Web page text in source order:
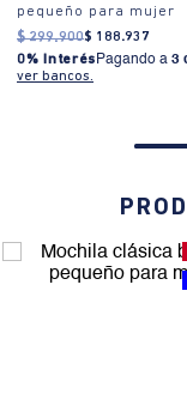
¿Cómo se usa?: Ideal
donde se necesita un
pequeño para mujer
$ 299.900$ 188.937
0% Interés Pagando a 3
ver bancos.